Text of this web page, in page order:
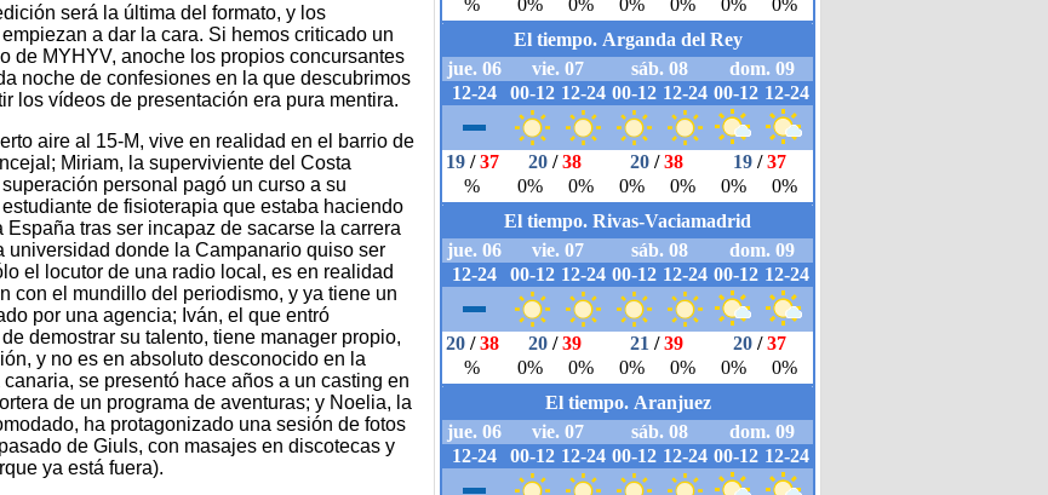
será la última del formato, y los
a dar la cara. Si hemos criticado un
de MYHYV, anoche los propios concursantes
noche de confesiones en la que descubrimos
los vídeos de presentación era pura mentira.
aire al 15-M, vive en realidad en el barrio de
Miriam, la superviviente del Costa
personal pagó un curso a su
de fisioterapia que estaba haciendo
tras ser incapaz de sacarse la carrera
universidad donde la Campanario quiso ser
el locutor de una radio local, es en realidad
con el mundillo del periodismo, y ya tiene un
por una agencia; Iván, el que entró
demostrar su talento, tiene manager propio,
y no es en absoluto desconocido en la
se presentó hace años a un casting en
de un programa de aventuras; y Noelia, la
ha protagonizado una sesión de fotos
de Giuls, con masajes en discotecas y
ya está fuera).